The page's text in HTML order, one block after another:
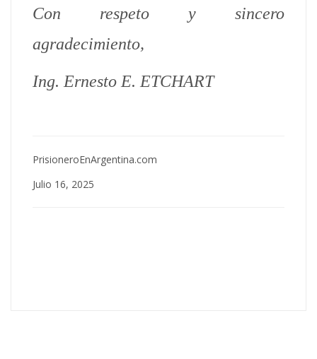
Con respeto y sincero
agradecimiento,
Ing. Ernesto E. ETCHART
PrisioneroEnArgentina.com
Julio 16, 2025